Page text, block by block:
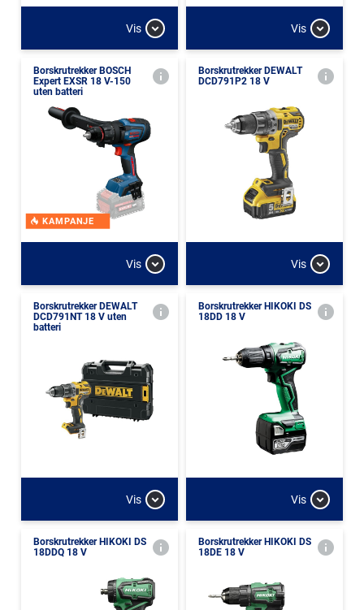
Vis Vis
Borskrutrekker BOSCH
Expert EXSR 18 V-150
uten batteri
KAMPANJE
Vis
Borskrutrekker DEWALT
DCD791P2 18 V
Vis
Borskrutrekker DEWALT
DCD791NT 18 V uten
batteri
Vis
Borskrutrekker HIKOKI DS
18DD 18 V
Vis
Borskrutrekker HIKOKI DS
18DDQ 18 V
Borskrutrekker HIKOKI DS
18DE 18 V